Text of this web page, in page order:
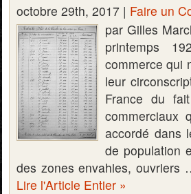
octobre 29th, 2017 | Faire un
par Gilles
printemps
commerce qui
leur
France du
commerciaux
accordé dans
de population
des zones envahies,
Lire l'Article Entier »